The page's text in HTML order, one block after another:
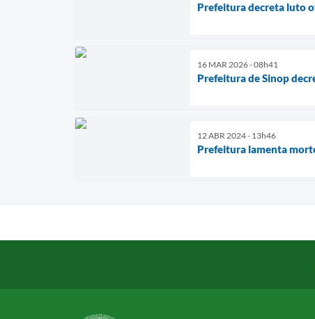
Prefeitura decreta luto
16 MAR 2026 - 08h41
Prefeitura de Sinop
12 ABR 2024 - 13h46
Prefeitura lamenta